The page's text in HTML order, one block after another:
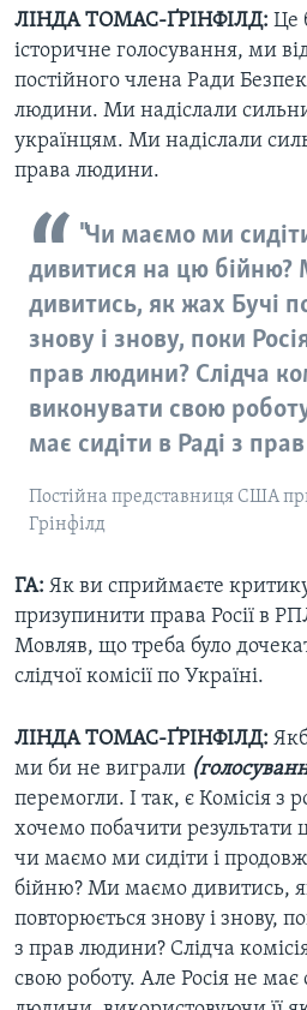
ЛІНДА ТОМАС-ҐРІНФІЛД: Це
історичне голосування, ми
постійного члена Ради
людини. Ми надіслали
українцям. Ми надіслали
права людини.
"Чи маємо ми
дивитися на цю
дивитись, як жах Бучі
знову і знову, поки
прав людини? Слідча
виконувати свою
має сидіти в Раді з
Постійна представниця США
Грінфілд
ГА: Як ви сприймаєте
призупинити права Росії в
Мовляв, що треба було
слідчої комісії по Україні.
ЛІНДА ТОМАС-ҐРІНФІЛД:
ми би не виграли
перемогли. І так, є Комісія з
хочемо побачити результати
чи маємо ми сидіти і
бійню? Ми маємо дивитись,
повторюється знову і знову,
з прав людини? Слідча
свою роботу. Але Росія не має